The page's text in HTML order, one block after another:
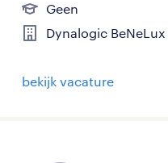
Geen
Dynalogic BeNeLux
bekijk vacature